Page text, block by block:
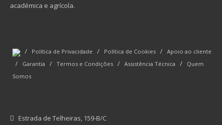
académica e agrícola.
/ Política de Privacidade / Política de Cookies / Apoio ao cliente
/ Garantia / Termos e Condições / Assistência Técnica /
Quem
Somos
Estrada de Telheiras, 159-B/C